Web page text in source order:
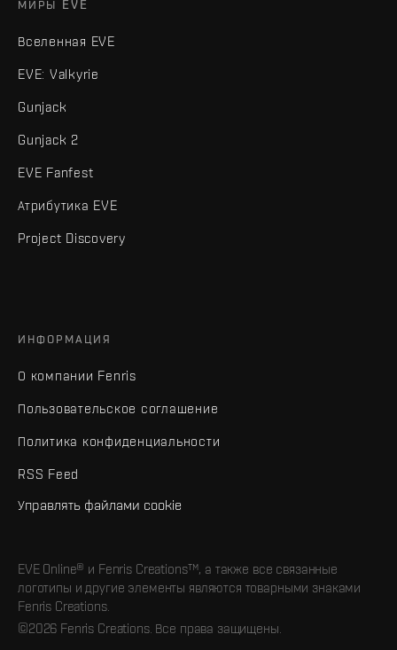
МИРЫ EVE
Вселенная EVE
EVE: Valkyrie
Gunjack
Gunjack 2
EVE Fanfest
Атрибутика EVE
Project Discovery
ИНФОРМАЦИЯ
О компании Fenris
Пользовательское соглашение
Политика конфиденциальности
RSS Feed
Управлять файлами cookie
EVE Online® и Fenris Creations™, а также все связанные
логотипы и другие элементы являются товарными знаками
Fenris Creations.
©2026 Fenris Creations. Все права защищены.